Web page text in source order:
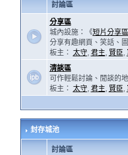
討論區
分享區
城內設施：《短片分享區
分享有趣網頁、笑話、
板主： 太守, 君主, 賢臣,
清談區
可作輕鬆討論、閒談的
板主： 太守, 君主, 賢臣,
封存城池
討論區